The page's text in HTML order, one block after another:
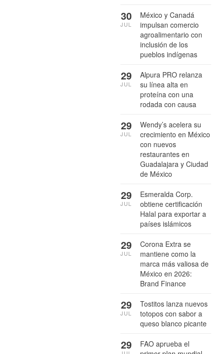
México y Canadá
impulsan comercio
agroalimentario con
inclusión de los
pueblos indígenas
30
JUL
Alpura PRO relanza
su línea alta en
proteína con una
rodada con causa
29
JUL
Wendy’s acelera su
crecimiento en México
con nuevos
restaurantes en
Guadalajara y Ciudad
de México
29
JUL
Esmeralda Corp.
obtiene certificación
Halal para exportar a
países islámicos
29
JUL
Corona Extra se
mantiene como la
marca más valiosa de
México en 2026:
Brand Finance
29
JUL
Tostitos lanza nuevos
totopos con sabor a
queso blanco picante
29
JUL
FAO aprueba el
29